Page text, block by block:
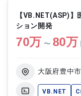
COBOLシス
び開発 ・帳
票作成機能
能の移行対
機能改善お
および不具
【VB.NET(ASP)
ション開発
70万 〜 80万
大阪府豊中
VB.NET